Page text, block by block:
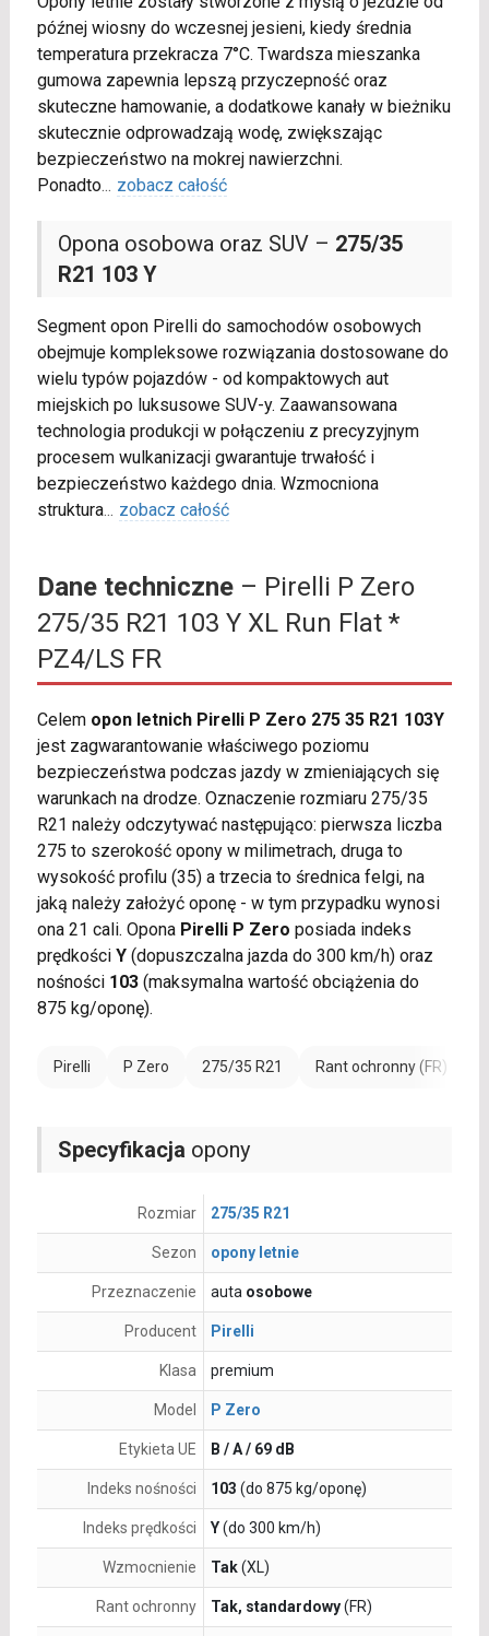
późnej wiosny do wczesnej jesieni, kiedy średnia
temperatura przekracza 7°C. Twardsza mieszanka
gumowa zapewnia lepszą przyczepność oraz
skuteczne hamowanie, a dodatkowe kanały w bieżniku
skutecznie odprowadzają wodę, zwiększając
bezpieczeństwo na mokrej nawierzchni.
Ponadto... zobacz całość
Opona osobowa oraz SUV – 275/35
R21 103 Y
Segment opon Pirelli do samochodów osobowych
obejmuje kompleksowe rozwiązania dostosowane do
wielu typów pojazdów - od kompaktowych aut
miejskich po luksusowe SUV-y. Zaawansowana
technologia produkcji w połączeniu z precyzyjnym
procesem wulkanizacji gwarantuje trwałość i
bezpieczeństwo każdego dnia. Wzmocniona
struktura... zobacz całość
Dane techniczne– Pirelli P Zero
275/35 R21 103 Y XL Run Flat *
PZ4/LS FR
Celem opon letnich Pirelli P Zero 275 35 R21 103Y
jest zagwarantowanie właściwego poziomu
bezpieczeństwa podczas jazdy w zmieniających się
warunkach na drodze. Oznaczenie rozmiaru 275/35
R21 należy odczytywać następująco: pierwsza liczba
275 to szerokość opony w milimetrach, druga to
wysokość profilu (35) a trzecia to średnica felgi, na
jaką należy założyć oponę - w tym przypadku wynosi
ona 21 cali. Opona Pirelli P Zero posiada indeks
prędkości Y(dopuszczalna jazda do 300 km/h) oraz
nośności 103(maksymalna wartość obciążenia do
875 kg/oponę).
Pirelli P Zero 275/35 R21 Rant ochronny (FR)
Specyfikacja opony
Rozmiar 275/35 R21
Sezon opony letnie
Przeznaczenie auta osobowe
Producent Pirelli
Klasa premium
Model P Zero
Etykieta UE B / A / 69 dB
Indeks nośności 103 (do 875 kg/oponę)
Indeks prędkości Y(do 300 km/h)
Wzmocnienie Tak(XL)
Rant ochronny Tak, standardowy(FR)